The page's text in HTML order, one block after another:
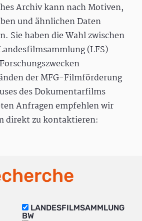
Archiv kann nach Motiven,
und ähnlichen Daten
Sie haben die Wahl zwischen
(LFS)
der MFG-Filmförderung
des Dokumentarfilms
Anfragen empfehlen wir
direkt zu kontaktieren:
LANDESFILMSAMMLUNG
BW